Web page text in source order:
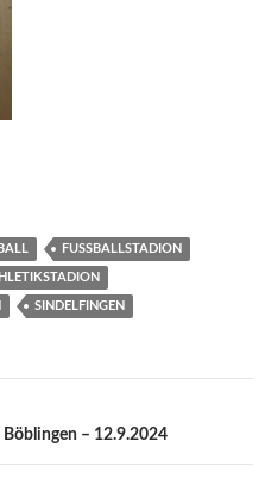
FUSSBALLSTADION
SINDELFINGEN
– 12.9.2024